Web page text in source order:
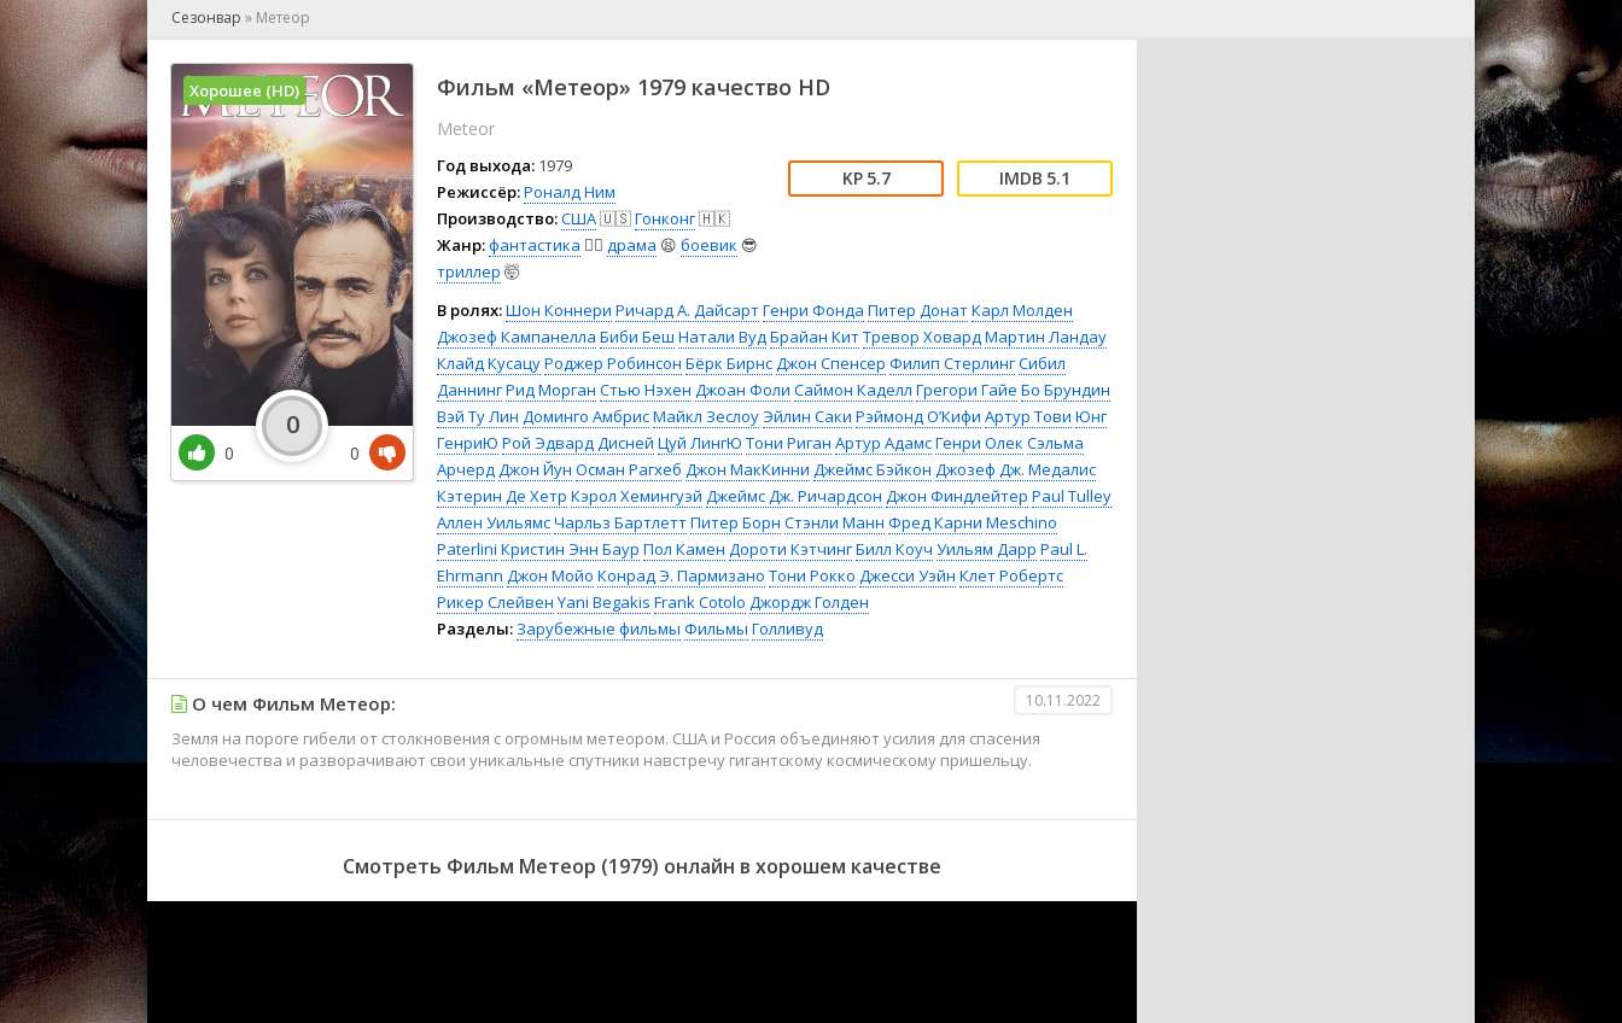
🕺 Мюзикл
👨‍💼 Новости
👨‍💻 Реальное тв
🎤 Ток-шоу
😱 Ужасы
🧙‍♀️ Фантастика
🤠 Фильм-нуар
🧝‍♂️ Фэнтези
🏅 Церемония
Сезонвар » Метеор
Фильм «Метеор» 1979 качество HD
Meteor
Год выхода: 1979
Режиссёр:Роналд Ним
Производство:США🇺🇸Гонконг🇭🇰
Жанр:фантастика 🧙‍♀️ драма 😫 боевик 😎
триллер 🤯
5.7 5.1
В ролях:Шон Коннери Ричард А. ДайсартГенри Фонда Питер ДонатКарл Молден
Джозеф Кампанелла Биби Беш Натали ВудБрайан КитТревор ХовардМартин Ландау
Клайд КусацуРоджер Робинсон Бёрк БирнсДжон Спенсер Филип СтерлингСибил
ДаннингРид Морган Стью Нэхен Джоан Фоли Саймон Каделл Грегори Гайе Бо Брундин
Вэй Ту Лин Доминго АмбрисМайкл ЗеслоуЭйлин Саки Рэймонд О’Кифи Артур Тови Юнг
ГенриЮ Рой Эдвард Дисней Цуй ЛингЮ Тони Риган Артур АдамсГенри Олек Сэльма
АрчердДжон Йун Осман Рагхеб Джон МакКинни Джеймс Бэйкон Джозеф Дж. Медалис
Кэтерин Де Хетр Кэрол Хемингуэй Джеймс Дж. Ричардсон Джон Финдлейтер Paul Tulley
Аллен УильямсЧарльз БартлеттПитер Борн Стэнли Манн Фред Карни Meschino
Paterlini Кристин Энн Баур Пол Камен Дороти КэтчингБилл Коуч Уильям Дарр Paul L.
Ehrmann Джон Мойо Конрад Э. Пармизано Тони Рокко Джесси Уэйн Клет Робертс
Рикер Слейвен Yani Begakis Frank Cotolo Джордж Голден
Разделы: Зарубежные фильмы Фильмы Голливуд
Хорошее (HD)
0
0
0
О чем Фильм Метеор: 10.11.2022
Земля на пороге гибели от столкновения с огромным метеором. США и Россия объединяют усилия для спасения
человечества и разворачивают свои уникальные спутники навстречу гигантскому космическому пришельцу.
Смотреть Фильм Метеор (1979) онлайн в хорошем качестве